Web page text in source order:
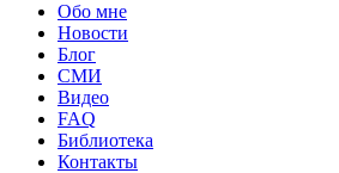
Обо мне
Новости
Блог
СМИ
Видео
FAQ
Библиотека
Контакты